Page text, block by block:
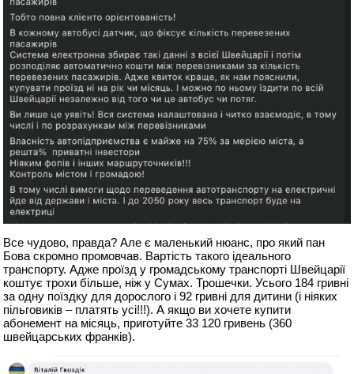
Все чудово, правда? Але є маленький нюанс, про який пан
Бова скромно промовчав. Вартість такого ідеального
транспорту. Адже проїзд у громадському транспорті Швейцарії
коштує трохи більше, ніж у Сумах. Трошечки. Усього 184 гривні
за одну поїздку для дорослого і 92 гривні для дитини (і ніяких
пільговиків – платять усі!!!). А якщо ви хочете купити
абонемент на місяць, приготуйте 33 120 гривень (360
швейцарських франків).